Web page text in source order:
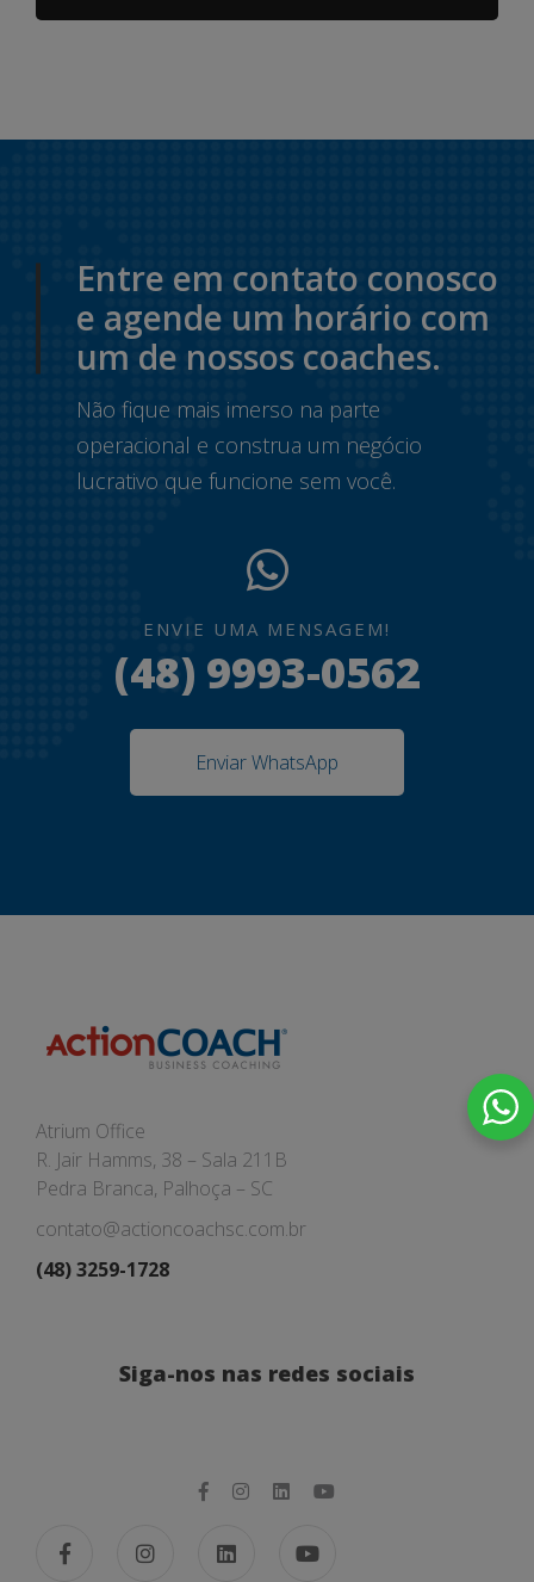
Entre em contato conosco
e agende um horário com
um de nossos coaches.
Não fique mais imerso na parte
operacional e construa um negócio
lucrativo que funcione sem você.
ENVIE UMA MENSAGEM!
(48) 9993-0562
Enviar WhatsApp
Atrium Office
R. Jair Hamms, 38 – Sala 211B
Pedra Branca, Palhoça – SC
contato@actioncoachsc.com.br
(48) 3259-1728
Siga-nos nas redes sociais